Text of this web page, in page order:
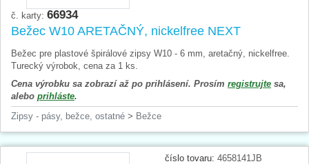
č. karty: 66934
Bežec W10 ARETAČNÝ, nickelfree NEXT
Bežec pre plastové špirálové zipsy W10 - 6 mm, aretačný, nickelfree.
Turecký výrobok, cena za 1 ks.
Cena výrobku sa zobrazí až po prihlásení. Prosím registrujte sa,
alebo prihláste.
Zipsy - pásy, bežce, ostatné > Bežce
číslo tovaru: 4658141JB